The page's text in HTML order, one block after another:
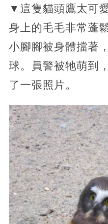
▼這隻貓頭鷹太可
身上的毛毛非常蓬
小腳腳被身體擋著
球。員警被牠萌到
了一張照片。